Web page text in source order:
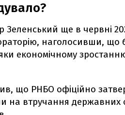
ще в червні
наголосивши, що
економічному
що РНБО офіційно
на втручання державних